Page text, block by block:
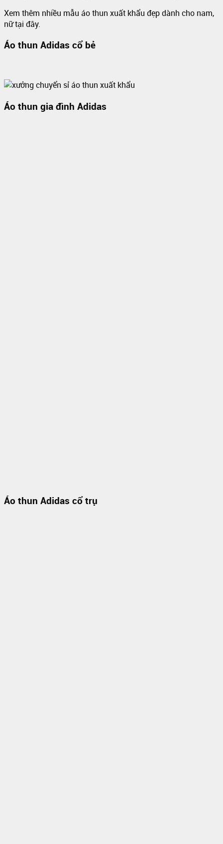
Xem thêm nhiều mẫu áo thun xuất khẩu đẹp dành cho nam,
nữ tại đây.
Áo thun Adidas cổ bẻ
Áo thun gia đình Adidas
Áo thun Adidas cổ trụ